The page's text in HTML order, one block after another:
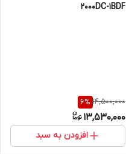
2000DC-1BDF
14,500,000
6%
13,530,000
افزودن به سبد